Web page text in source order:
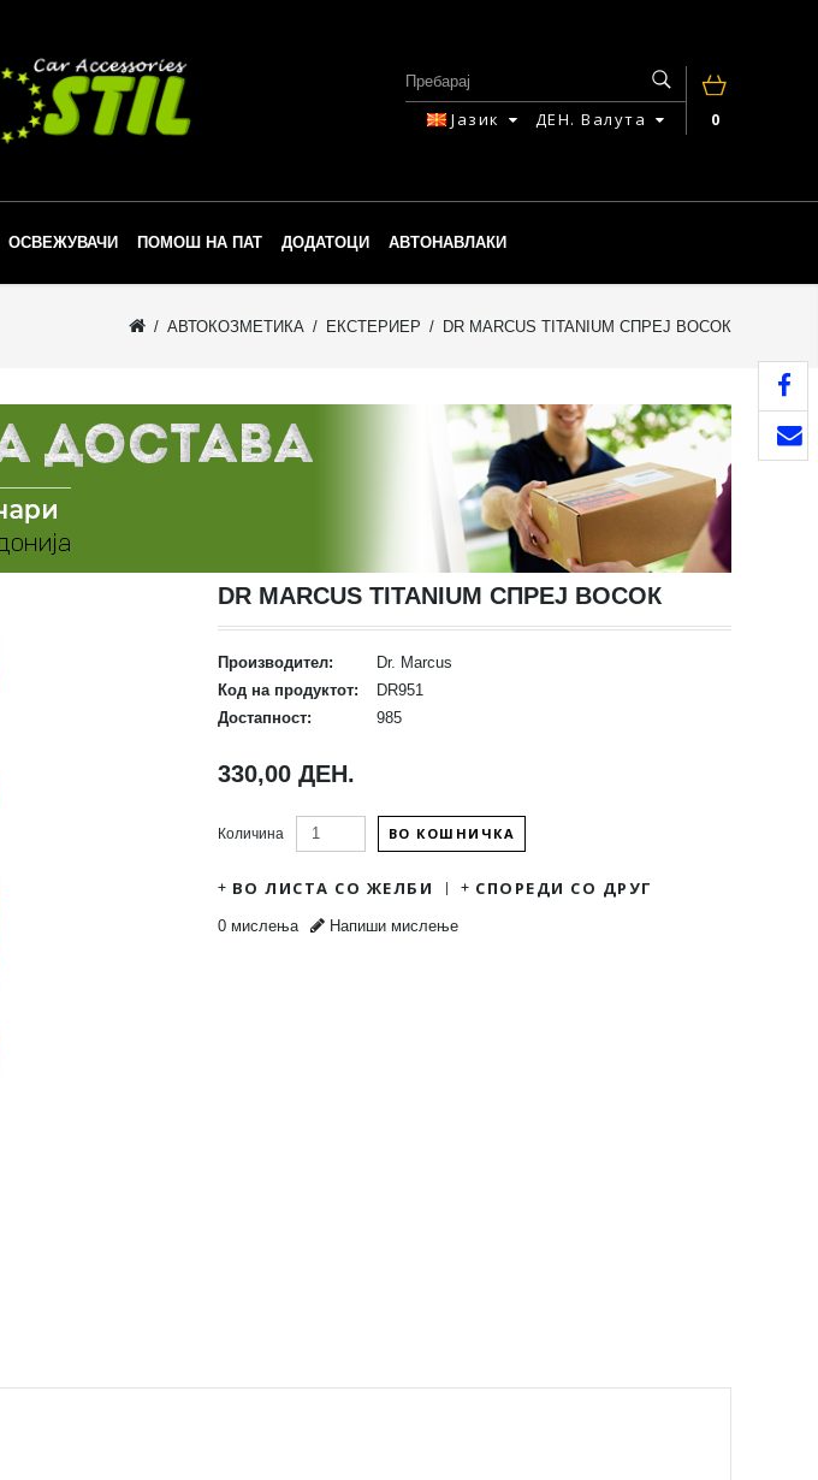
0
Јазик ДЕН. Валута
ОСВЕЖУВАЧИ ПОМОШ НА ПАТ ДОДАТОЦИ АВТОНАВЛАКИ
АВТОКОЗМЕТИКА ЕКСТЕРИЕР DR MARCUS TITANIUM СПРЕЈ ВОСОК
DR MARCUS TITANIUM СПРЕЈ ВОСОК
Производител:
Dr. Marcus
Код на продуктот:
DR951
Достапност:
985
330,00 ДЕН.
Количина ВО КОШНИЧКА
ВО ЛИСТА СО ЖЕЛБИ СПОРЕДИ СО ДРУГ
0 мислења Напиши мислење